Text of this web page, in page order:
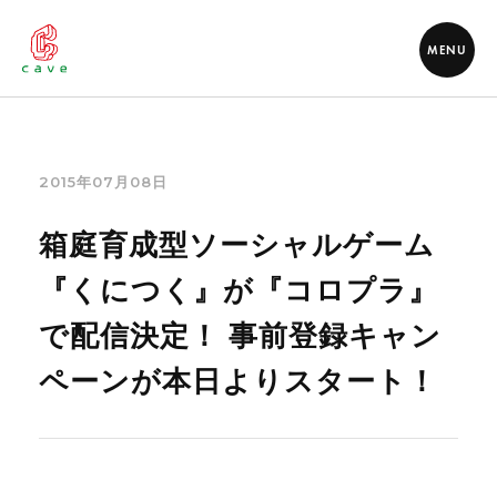
MENU
2015年07月08日
箱庭育成型ソーシャルゲーム
『くにつく』が『コロプラ』
で配信決定！ 事前登録キャン
ペーンが本日よりスタート！